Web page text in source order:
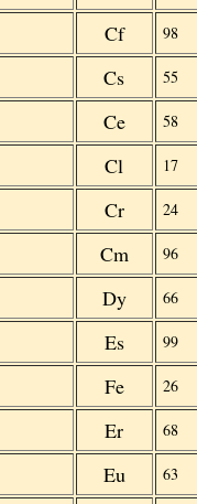
Cf 98
Cs 55
Ce 58
Cl 17
Cr 24
Cm 96
Dy 66
Es 99
Fe 26
Er 68
Eu 63